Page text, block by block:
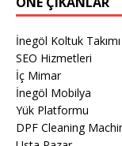
İnegöl Koltuk Takımı
SEO Hizmetleri
İç Mimar
İnegöl Mobilya
Yük Platformu
DPF Cleaning